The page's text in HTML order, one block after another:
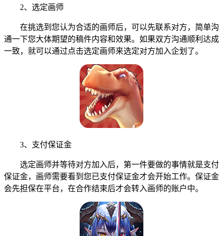
2、选定画师
在挑选到您认为合适的画师后，可以先联系对方，简单沟
通一下您大体期望的稿件内容和效果。如果双方沟通顺利达成
一致，就可以通过点击选定画师来选定对方加入企划了。
3、支付保证金
选定画师并等待对方加入后，第一件要做的事情就是支付
保证金，画师需要看到您已支付保证金才会开始工作。保证金
会先担保在平台，在合作结束后才会转入画师的账户中。